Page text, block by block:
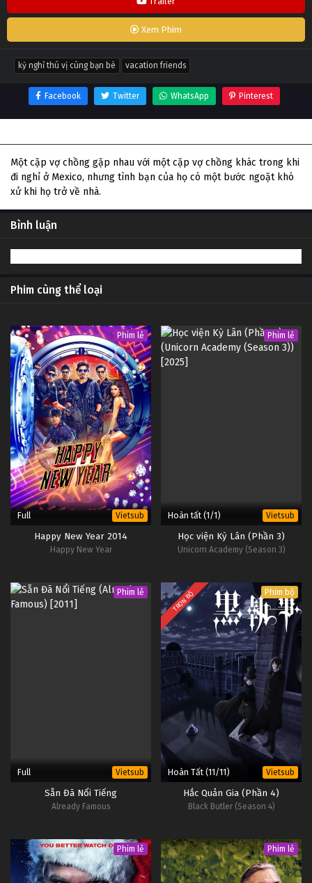
Xem Phim
kỳ nghỉ thú vị cùng bạn bè vacation friends
Facebook Twitter WhatsApp Pinterest
Một cặp vợ chồng gặp nhau với một cặp vợ chồng khác trong khi
đi nghỉ ở Mexico, nhưng tình bạn của họ có một bước ngoặt khó
xử khi họ trở về nhà.
Bình luận
Phim cùng thể loại
Phim lẻ
Full Vietsub
Happy New Year 2014
Happy New Year
Phim lẻ
Hoàn tất (1/1) Vietsub
Học viện Kỳ Lân (Phần 3)
Unicorn Academy (Season 3)
Phim lẻ
Full Vietsub
Sẵn Đã Nổi Tiếng
Already Famous
TRỌN BỘ Phim bộ
Hoàn Tất (11/11) Vietsub
Hắc Quản Gia (Phần 4)
Black Butler (Season 4)
Phim lẻ Phim lẻ